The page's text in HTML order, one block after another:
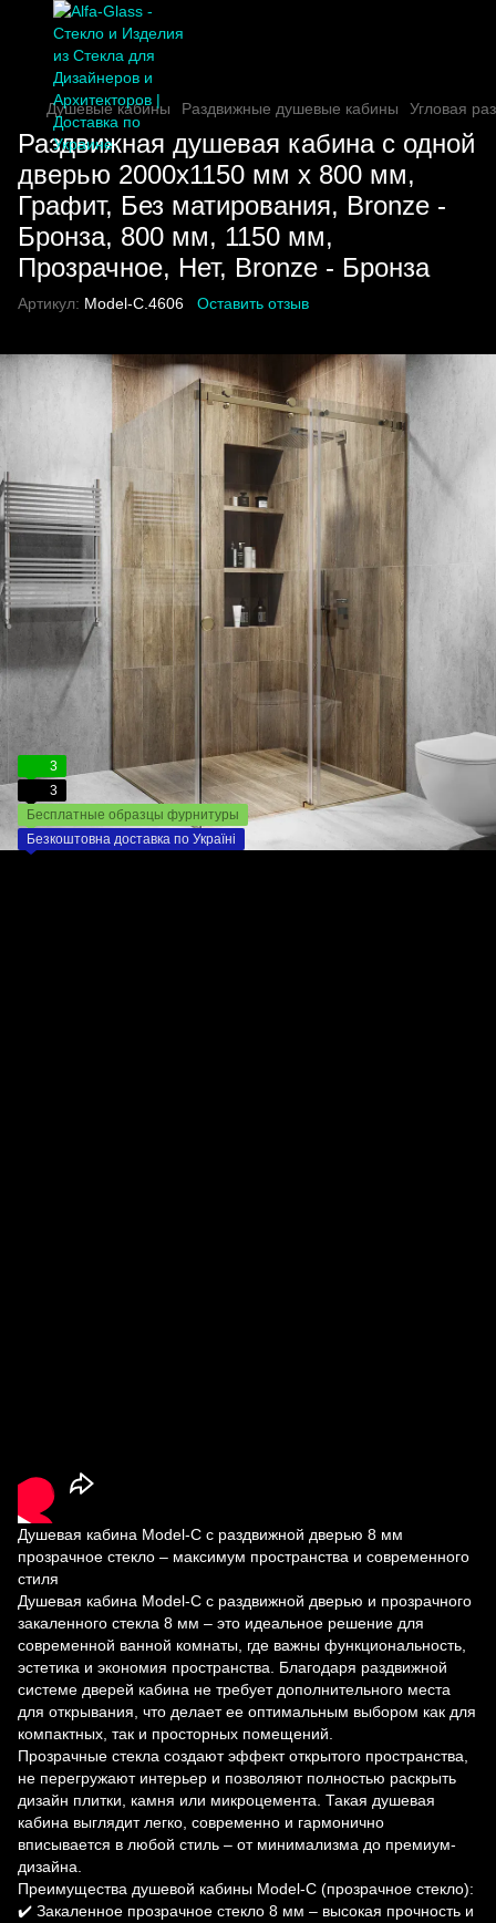
Душевые кабины Раздвижные душевые кабины Угловая
Раздвижная душевая кабина с одной
дверью 2000х1150 мм x 800 мм,
Графит, Без матирования, Bronze -
Бронза, 800 мм, 1150 мм,
Прозрачное, Нет, Bronze - Бронза
Артикул: Model-C.4606 Оставить отзыв
3
3
Бесплатные образцы фурнитуры
Безкоштовна доставка по Україні
Душевая кабина Model-C с раздвижной дверью 8 мм
прозрачное стекло – максимум пространства и современного
стиля
Душевая кабина Model-C с раздвижной дверью и прозрачного
закаленного стекла 8 мм – это идеальное решение для
современной ванной комнаты, где важны функциональность,
эстетика и экономия пространства. Благодаря раздвижной
системе дверей кабина не требует дополнительного места
для открывания, что делает ее оптимальным выбором как для
компактных, так и просторных помещений.
Прозрачные стекла создают эффект открытого пространства,
не перегружают интерьер и позволяют полностью раскрыть
дизайн плитки, камня или микроцемента. Такая душевая
кабина выглядит легко, современно и гармонично
вписывается в любой стиль – от минимализма до премиум-
дизайна.
Преимущества душевой кабины Model-C (прозрачное стекло):
✔️ Закаленное прозрачное стекло 8 мм – высокая прочность и